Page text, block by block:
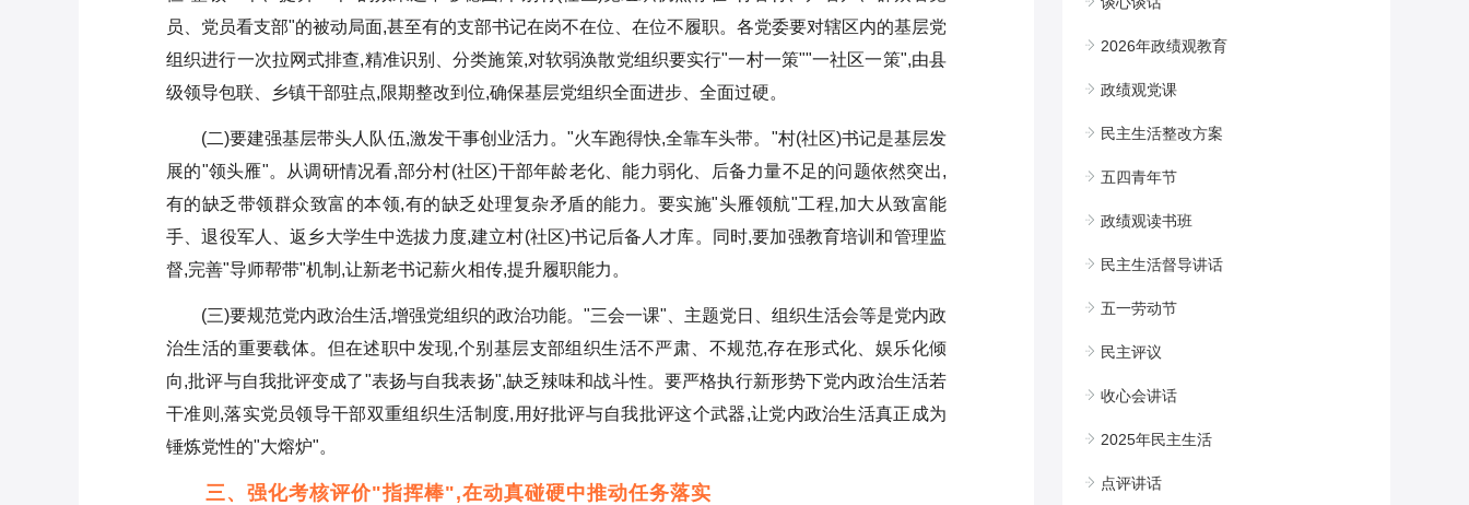
员、党员看支部"的被动局面,甚至有的支部书记在岗不在位、在位不履职。各党委要对辖区内的基层党
组织进行一次拉网式排查,精准识别、分类施策,对软弱涣散党组织要实行"一村一策""一社区一策",由县
级领导包联、乡镇干部驻点,限期整改到位,确保基层党组织全面进步、全面过硬。
(二)要建强基层带头人队伍,激发干事创业活力。"火车跑得快,全靠车头带。"村(社区)书记是基层发
展的"领头雁"。从调研情况看,部分村(社区)干部年龄老化、能力弱化、后备力量不足的问题依然突出,
有的缺乏带领群众致富的本领,有的缺乏处理复杂矛盾的能力。要实施"头雁领航"工程,加大从致富能
手、退役军人、返乡大学生中选拔力度,建立村(社区)书记后备人才库。同时,要加强教育培训和管理监
督,完善"导师帮带"机制,让新老书记薪火相传,提升履职能力。
(三)要规范党内政治生活,增强党组织的政治功能。"三会一课"、主题党日、组织生活会等是党内政
治生活的重要载体。但在述职中发现,个别基层支部组织生活不严肃、不规范,存在形式化、娱乐化倾
向,批评与自我批评变成了"表扬与自我表扬",缺乏辣味和战斗性。要严格执行新形势下党内政治生活若
干准则,落实党员领导干部双重组织生活制度,用好批评与自我批评这个武器,让党内政治生活真正成为
锤炼党性的"大熔炉"。
三、强化考核评价"指挥棒",在动真碰硬中推动任务落实
2026年政绩观教育
政绩观党课
民主生活整改方案
五四青年节
政绩观读书班
民主生活督导讲话
五一劳动节
民主评议
收心会讲话
2025年民主生活
点评讲话